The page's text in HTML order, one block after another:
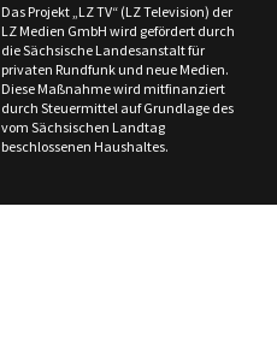
Das Projekt „LZ TV“ (LZ Television) der
LZ Medien GmbH wird gefördert durch
die Sächsische Landesanstalt für
privaten Rundfunk und neue Medien.
Diese Maßnahme wird mitfinanziert
durch Steuermittel auf Grundlage des
vom Sächsischen Landtag
beschlossenen Haushaltes.